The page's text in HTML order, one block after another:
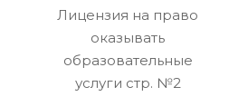
Лицензия на право
оказывать
образовательные
услуги стр. №2